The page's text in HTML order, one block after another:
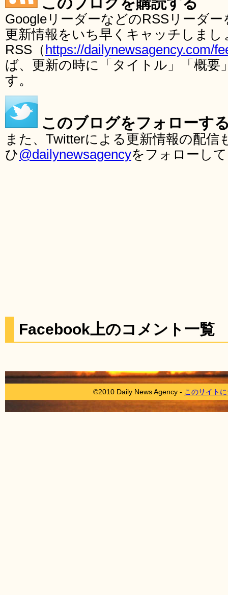
GoogleリーダーなどのRSSリーダ
更新情報をいち早くキャッチしま
RSS（ https://dailynewsagency.com/
ば、更新の時に「タイトル」「概要
す。
このブログをフォローす
また、Twitterによる更新情報の配
ひ@dailynewsagencyをフォローし
Facebook上のコメント一覧
©2010 Daily News Agency - このサイト